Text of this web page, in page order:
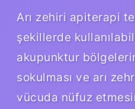
Arı zehiri apiterapi
şekillerde
akupunktur
sokulması ve arı
vücuda nüfuz